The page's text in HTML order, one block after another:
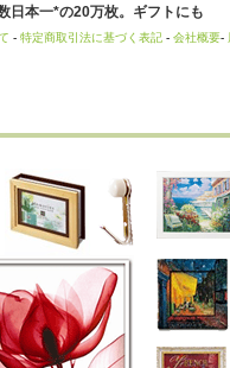
日本一*の20万枚。ギフトにも
- 特定商取引法に基づく表記 - 会社概要-